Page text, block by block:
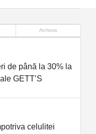
Archives
de până la 30% la
GETT’S
celulitei